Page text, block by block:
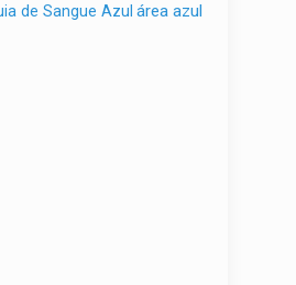
de Sangue Azul área azul